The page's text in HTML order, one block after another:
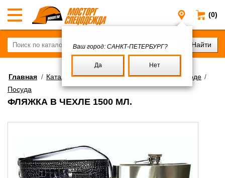
(0)
Санкт-
Ваш город: САНКТ-ПЕТЕРБУРГ?
Да Нет
Главная / Каталог/Снаряжение для отдыха на природе /
Посуда
ФЛЯЖКА В ЧЕХЛЕ 1500 МЛ.